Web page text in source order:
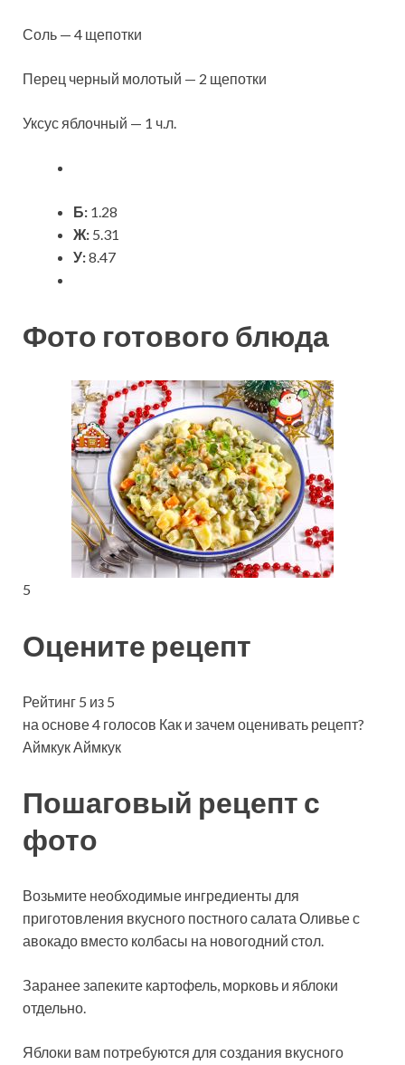
Соль — 4 щепотки
Перец черный молотый — 2 щепотки
Уксус яблочный — 1 ч.л.
Б: 1.28
Ж: 5.31
У:8.47
Фото готового блюда
5
Оцените рецепт
Рейтинг 5 из 5
на основе 4 голосов Как и зачем оценивать рецепт?
Аймкук Аймкук
Пошаговый рецепт с
фото
Возьмите необходимые ингредиенты для
приготовления вкусного постного салата Оливье с
авокадо вместо колбасы на новогодний стол.
Заранее запеките картофель, морковь и яблоки
отдельно.
Яблоки вам потребуются для создания вкусного